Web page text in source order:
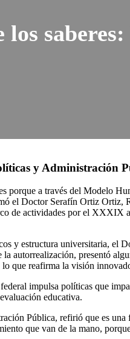
y Administración
porque a través del Modelo
el Doctor Serafín Ortiz
de actividades por el
y estructura universitaria, el
autorrealización, presentó
que reafirma la visión
impulsa políticas que
educativa.
Pública, refirió que es
que van de la mano,